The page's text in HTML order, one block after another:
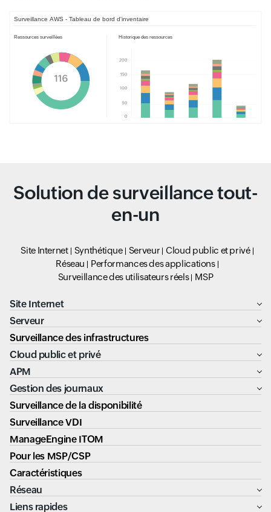
Solution de surveillance tout-
en-un
Site Internet Synthétique Serveur
Cloud public et privé
Réseau
Performances des applications
Surveillance des utilisateurs réels
MSP
Site Internet
Serveur
Surveillance des infrastructures
Cloud public et privé
APM
Gestion des journaux
Surveillance de la disponibilité
Surveillance VDI
ManageEngine ITOM
Pour les MSP/CSP
Caractéristiques
Réseau
Liens rapides